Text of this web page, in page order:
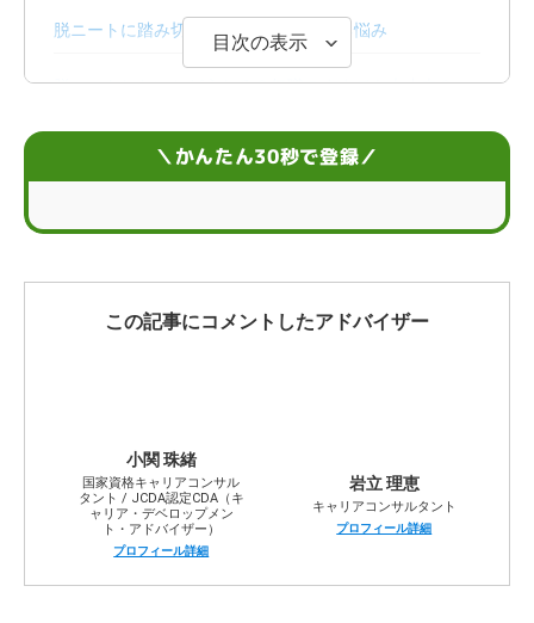
脱ニートに踏み切れない理由やよくある悩み
脱ニートしないとどうなる？無職のままでも大丈夫？
【状況別】脱ニートを目指して就職活動する際の注意点
目次の表示
＼かんたん30秒で登録／
この記事にコメントしたアドバイザー
小関 珠緒
国家資格キャリアコンサル
タント / JCDA認定CDA（キ
ャリア・デベロップメン
ト・アドバイザー）
プロフィール詳細
岩立 理恵
キャリアコンサルタント
プロフィール詳細